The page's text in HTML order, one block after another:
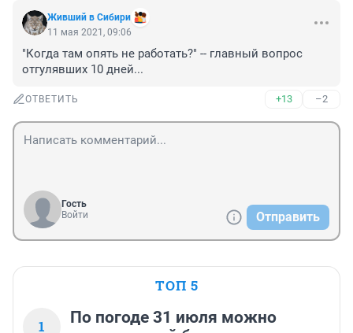
Живший в Сибири
11 мая 2021, 09:06
"Когда там опять не работать?" -- главный вопрос
отгулявших 10 дней...
ОТВЕТИТЬ +13 –2
Гость
Войти
Отправить
ТОП 5
1
По погоде 31 июля можно